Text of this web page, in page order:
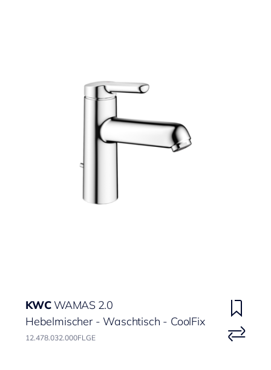
KWCWAMAS 2.0
Hebelmischer - Waschtisch - CoolFix
12.478.032.000FLGE